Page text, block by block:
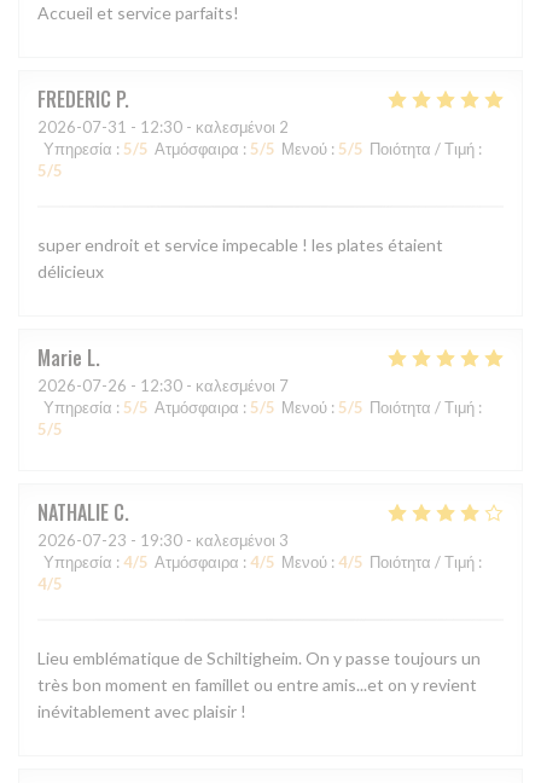
Accueil et service parfaits!
FREDERIC P
2026-07-31 - 12:30 - καλεσμένοι 2
Υπηρεσία : 5/5 Ατμόσφαιρα : 5/5 Μενού : 5/5 Ποιότητα / Τιμή :
5/5
super endroit et service impecable ! les plates étaient
délicieux
Marie L
2026-07-26 - 12:30 - καλεσμένοι 7
Υπηρεσία : 5/5 Ατμόσφαιρα : 5/5 Μενού : 5/5 Ποιότητα / Τιμή :
5/5
NATHALIE C
2026-07-23 - 19:30 - καλεσμένοι 3
Υπηρεσία : 4/5 Ατμόσφαιρα : 4/5 Μενού : 4/5 Ποιότητα / Τιμή :
4/5
Lieu emblématique de Schiltigheim. On y passe toujours un
très bon moment en famillet ou entre amis...et on y revient
inévitablement avec plaisir !